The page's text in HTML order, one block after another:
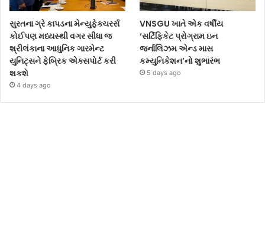
સુરતના ગ્રે કાપડના મેન્યુફેક્ચરર્સ
કોઈપણ મધ્યસ્થી વગર સીધા જ
શ્રીલંકાના આધુનિક ગારમેન્ટ
યુનિટ્સને ફેબ્રિક એક્સપોર્ટ કરી
શકશે
4 days ago
VNSGU ખાતે એક વર્ષીય
‘સર્ટિફિકેટ પ્રોગ્રામ ઇન
જર્નાલિઝમ એન્ડ માસ
કમ્યુનિકેશન’નો શુભારંભ
5 days ago